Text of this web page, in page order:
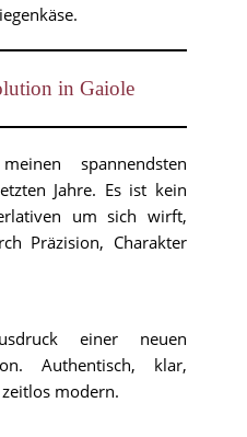
in Gaiole
spannendsten
Jahre. Es ist kein
um sich wirft,
Präzision, Charakter
einer neuen
Authentisch, klar,
modern.